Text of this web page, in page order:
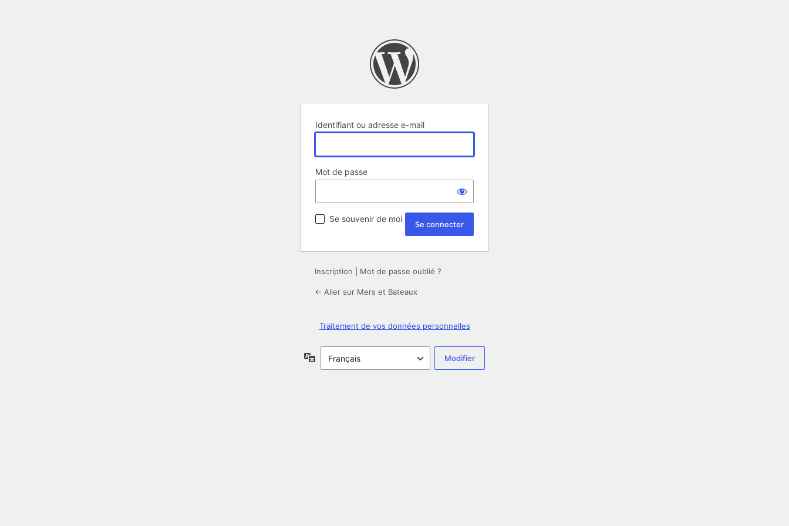
Identifiant ou adresse e-mail
Mot de passe
Se souvenir de moi
Inscription Mot de passe oublié ?
← Aller sur Mers et Bateaux
Traitement de vos données personnelles
Langue